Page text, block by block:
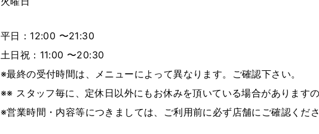
平日：12:00 〜21:30
土日祝：11:00 〜20:30
※最終の受付時間は、メニューによって異なります。ご確認下さい。
※※ スタッフ毎に、定休日以外にもお休みを頂いている場合がありますの
※営業時間・内容等につきましては、ご利用前に必ず店舗にご確認くださ